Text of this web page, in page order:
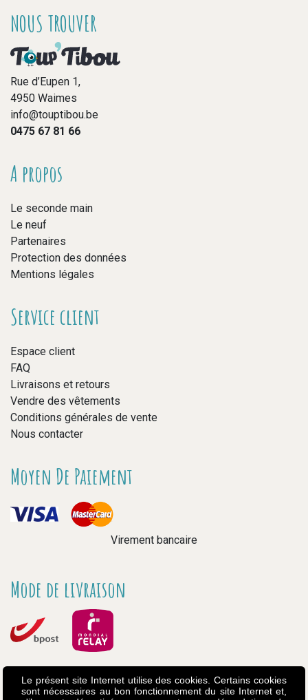
NOUS TROUVER
Rue d’Eupen 1,
4950 Waimes
info@touptibou.be
0475 67 81 66
A propos
Le seconde main
Le neuf
Partenaires
Protection des données
Mentions légales
Service client
Espace client
FAQ
Livraisons et retours
Vendre des vêtements
Conditions générales de vente
Nous contacter
Moyen De Paiement
Virement bancaire
Mode de livraison
Le présent site Internet utilise des cookies. Certains cookies
sont nécessaires au bon fonctionnement du site Internet et,